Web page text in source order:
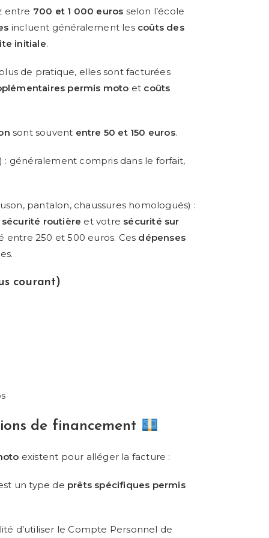
entre 700 et 1 000 euros selon l’école
incluent généralement les coûts des
initiale.
de pratique, elles sont facturées
permis moto et coûts
sont souvent entre 50 et 150 euros.
généralement compris dans le forfait,
pantalon, chaussures homologués) :
sécurité routière et votre sécurité sur
entre 250 et 500 euros. Ces dépenses
courant)
de financement
existent pour alléger la facture :
un type de prêts spécifiques permis
d’utiliser le Compte Personnel de